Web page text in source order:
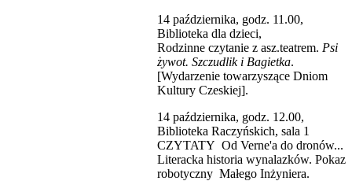
14 października, godz. 11.00,
Biblioteka dla dzieci,
Rodzinne czytanie z asz.teatrem. Psi
żywot. Szczudlik i Bagietka.
[Wydarzenie towarzyszące Dniom
Kultury Czeskiej].
14 października, godz. 12.00,
Biblioteka Raczyńskich, sala 1
CZYTATY Od Verne'a do dronów...
Literacka historia wynalazków. Pokaz
robotyczny Małego Inżyniera.